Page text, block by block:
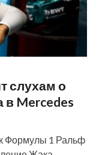
слухам о
в Mercedes
Формулы 1 Ральф